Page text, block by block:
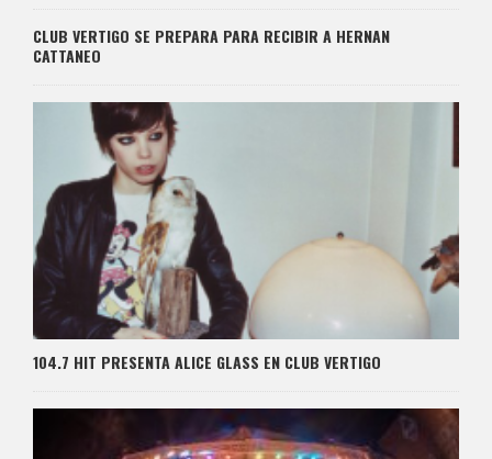
CLUB VERTIGO SE PREPARA PARA RECIBIR A HERNAN
CATTANEO
104.7 HIT PRESENTA ALICE GLASS EN CLUB VERTIGO